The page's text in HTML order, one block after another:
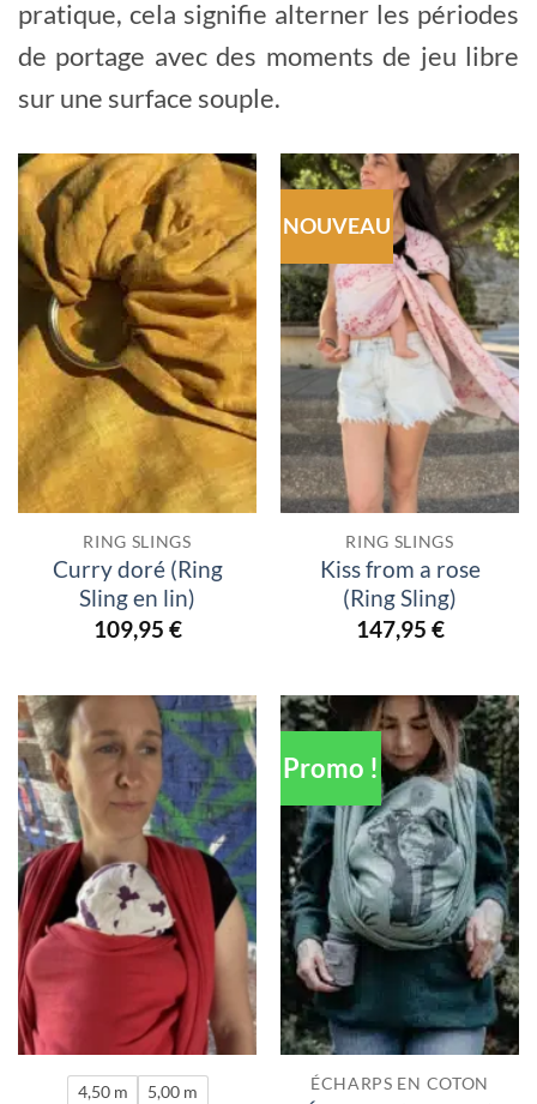
pratique, cela signifie alterner les périodes
de portage avec des moments de jeu libre
sur une surface souple.
RING SLINGS
Curry doré (Ring
Sling en lin)
109,95 €
NOUVEAU
RING SLINGS
Kiss from a rose
(Ring Sling)
147,95 €
4,50 m 5,00 m
Promo !
ÉCHARPS EN COTON